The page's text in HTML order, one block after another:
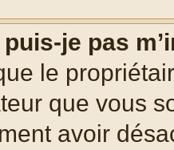
je pas
le
que vous
avoir